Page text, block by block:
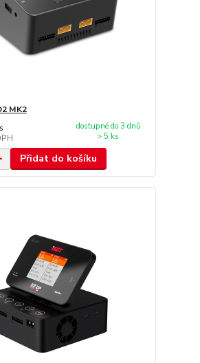
MK2
dostupné do 3 dnů
> 5 ks
Přidat do košíku